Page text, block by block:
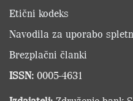
Etični kodeks
Navodila za uporabo
Brezplačni članki
ISSN: 0005-4631